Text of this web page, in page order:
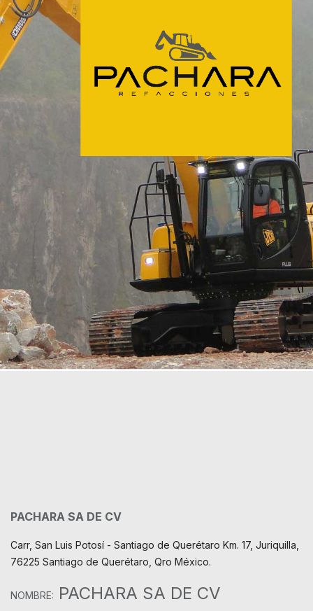
PACHARA SA DE CV
Carr, San Luis Potosí - Santiago de Querétaro Km. 17, Juriquilla,
76225 Santiago de Querétaro, Qro México.
NOMBRE: PACHARA SA DE CV